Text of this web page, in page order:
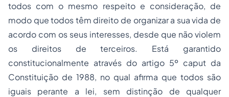
todos com o mesmo respeito e consideração, de
modo que todos têm direito de organizar a sua vida de
acordo com os seus interesses, desde que não violem
os direitos de terceiros. Está garantido
constitucionalmente através do artigo 5º caput da
Constituição de 1988, no qual afirma que todos são
iguais perante a lei, sem distinção de qualquer